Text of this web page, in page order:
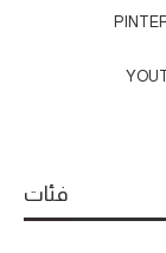
فئات